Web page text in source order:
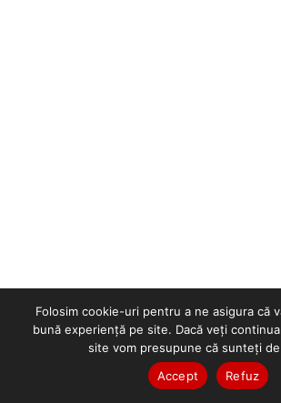
Folosim cookie-uri pentru a ne asigura că
bună experiență pe site. Dacă veți
site vom presupune că sunteți
Accept
Refuz